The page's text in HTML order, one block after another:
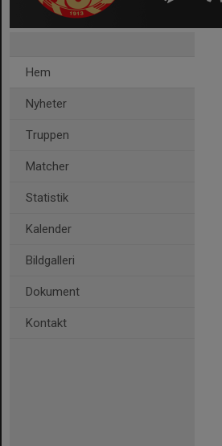
Hem
Nyheter
Truppen
Matcher
Statistik
Kalender
Bildgalleri
Dokument
Kontakt